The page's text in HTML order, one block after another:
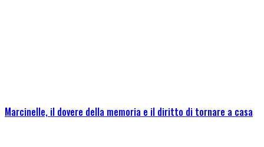
Marcinelle, il dovere della memoria e il diritto di tornare a casa